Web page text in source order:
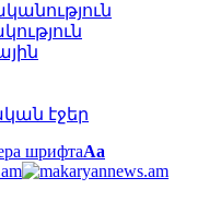
էջեր
шрифтаАа